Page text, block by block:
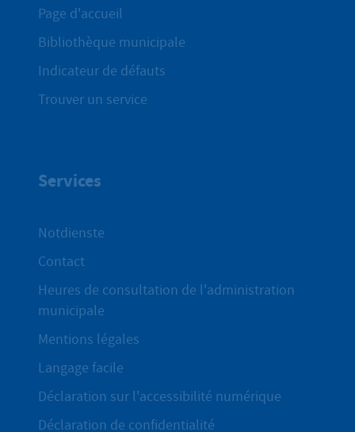
Page d'accueil
Bibliothèque municipale
Indicateur de défauts
Trouver un service
Services
Notdienste
Contact
Heures de consultation de l'administration
municipale
Mentions légales
Langage facile
Déclaration sur l'accessibilité numérique
Déclaration de confidentialité